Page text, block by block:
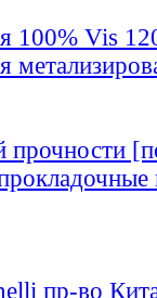
100% Vis
пр-во